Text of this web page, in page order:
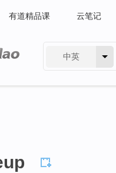
有道精品课 云笔记
中英